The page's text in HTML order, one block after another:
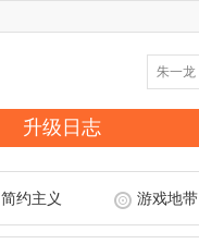
升级日志
简约主义 游戏地带